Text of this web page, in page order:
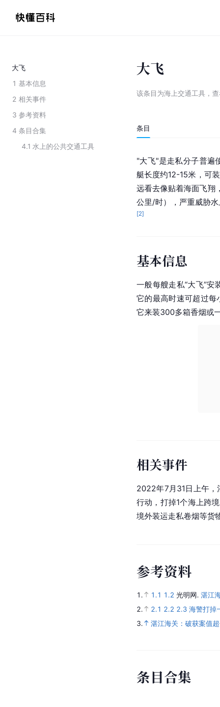
大飞
1 基本信息
2 相关事件
3 参考资料
4 条目合集
4.1 水上的公共交通工具
大飞
该条目为海上交通工具 ，
条目
"大飞"是走私分子普遍
艇长度约12-15米，可
远看去像贴着海面飞翔
公里/时），严重威胁
[2]
基本信息
一般每艘走私“大飞”
它的最高时速可超过
它来装300多箱香烟或
相关事件
2022年7月31日上午，
行动，打掉1个海上跨
境外装运走私卷烟等货
参考资料
1. 1.1 1.2 光明网. 湛江
2.
2.1 2.2 2.3 海警打掉
3.
湛江海关：破获案值
条目合集